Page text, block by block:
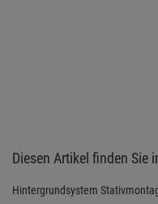
Diesen Artikel finden Sie
Hintergrundsystem